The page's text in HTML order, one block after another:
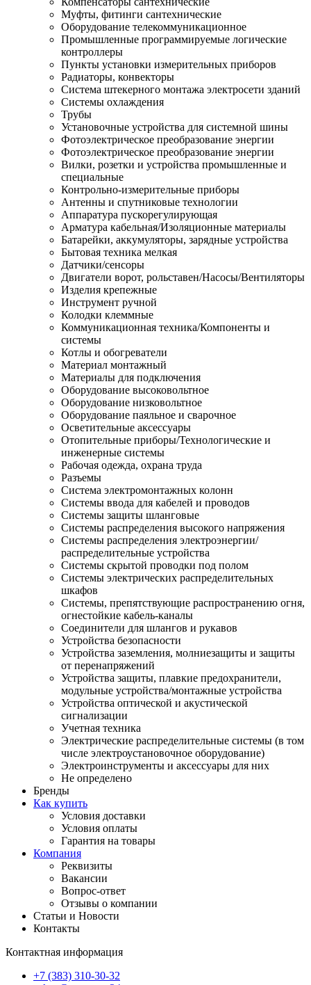
Муфты, фитинги сантехнические
Оборудование телекоммуникационное
Промышленные программируемые логические
контроллеры
Пункты установки измерительных приборов
Радиаторы, конвекторы
Система штекерного монтажа электросети зданий
Системы охлаждения
Трубы
Установочные устройства для системной шины
Фотоэлектрическое преобразование энергии
Фотоэлектрическое преобразование энергии
Вилки, розетки и устройства промышленные и
специальные
Контрольно-измерительные приборы
Антенны и спутниковые технологии
Аппаратура пускорегулирующая
Арматура кабельная/Изоляционные материалы
Батарейки, аккумуляторы, зарядные устройства
Бытовая техника мелкая
Датчики/сенсоры
Двигатели ворот, рольставен/Насосы/Вентиляторы
Изделия крепежные
Инструмент ручной
Колодки клеммные
Коммуникационная техника/Компоненты и
системы
Котлы и обогреватели
Материал монтажный
Материалы для подключения
Оборудование высоковольтное
Оборудование низковольтное
Оборудование паяльное и сварочное
Осветительные аксессуары
Отопительные приборы/Технологические и
инженерные системы
Рабочая одежда, охрана труда
Разъемы
Система электромонтажных колонн
Системы ввода для кабелей и проводов
Системы защиты шланговые
Системы распределения высокого напряжения
Системы распределения электроэнергии/
распределительные устройства
Системы скрытой проводки под полом
Системы электрических распределительных
шкафов
Системы, препятствующие распространению огня,
огнестойкие кабель-каналы
Соединители для шлангов и рукавов
Устройства безопасности
Устройства заземления, молниезащиты и защиты
от перенапряжений
Устройства защиты, плавкие предохранители,
модульные устройства/монтажные устройства
Устройства оптической и акустической
сигнализации
Учетная техника
Электрические распределительные системы (в том
числе электроустановочное оборудование)
Электроинструменты и аксессуары для них
Не определено
Бренды
Как купить
Условия доставки
Условия оплаты
Гарантия на товары
Компания
Реквизиты
Вакансии
Вопрос-ответ
Отзывы о компании
Статьи и Новости
Контакты
Контактная информация
+7 (383) 310-30-32